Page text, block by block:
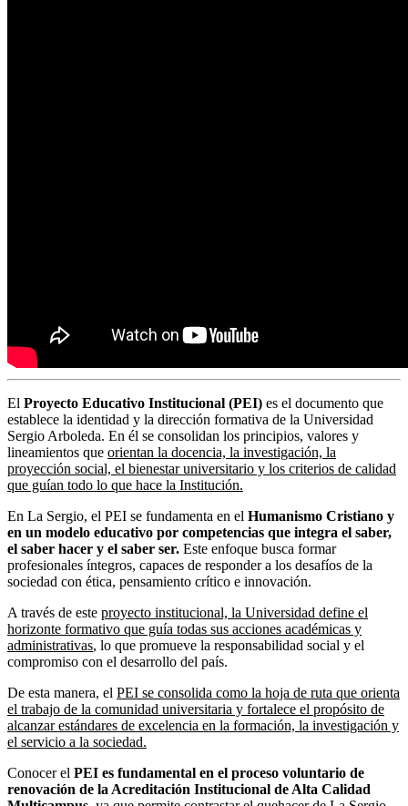
El Proyecto Educativo Institucional (PEI) es el documento que
establece la identidad y la dirección formativa de la Universidad
Sergio Arboleda. En él se consolidan los principios, valores y
lineamientos que orientan la docencia, la investigación, la
proyección social, el bienestar universitario y los criterios de calidad
que guían todo lo que hace la Institución.
En La Sergio, el PEI se fundamenta en el Humanismo Cristiano y
en un modelo educativo por competencias que integra el saber,
el saber hacer y el saber ser. Este enfoque busca formar
profesionales íntegros, capaces de responder a los desafíos de la
sociedad con ética, pensamiento crítico e innovación.
A través de este proyecto institucional, la Universidad define el
horizonte formativo que guía todas sus acciones académicas y
administrativas, lo que promueve la responsabilidad social y el
compromiso con el desarrollo del país.
De esta manera, el PEI se consolida como la hoja de ruta que orienta
el trabajo de la comunidad universitaria y fortalece el propósito de
alcanzar estándares de excelencia en la formación, la investigación y
el servicio a la sociedad.
Conocer el PEI es fundamental en el proceso voluntario de
renovación de la Acreditación Institucional de Alta Calidad